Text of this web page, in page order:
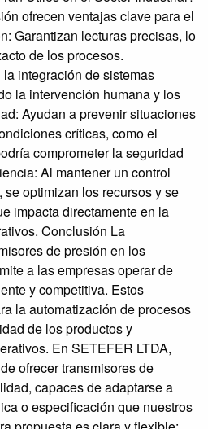
ofrecen ventajas clave para el
Garantizan lecturas precisas, lo
de los procesos.
integración de sistemas
la intervención humana y los
Ayudan a prevenir situaciones
críticas, como el
comprometer la seguridad
Al mantener un control
optimizan los recursos y se
impacta directamente en la
Conclusión La
de presión en los
a las empresas operar de
y competitiva. Estos
la automatización de procesos
de los productos y
En SETEFER LTDA,
ofrecer transmisores de
capaces de adaptarse a
o especificación que nuestros